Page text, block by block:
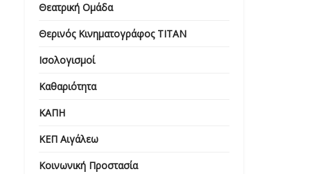
Θεατρική Ομάδα
Θερινός Κινηματογράφος ΤΙΤΑΝ
Ισολογισμοί
Καθαριότητα
ΚΑΠΗ
ΚΕΠ Αιγάλεω
Κοινωνική Προστασία